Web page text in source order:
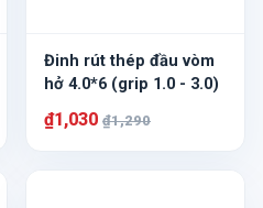
Đinh rút thép đầu vòm
hở 4.0*6 (grip 1.0 - 3.0)
₫1,030 ₫1,290